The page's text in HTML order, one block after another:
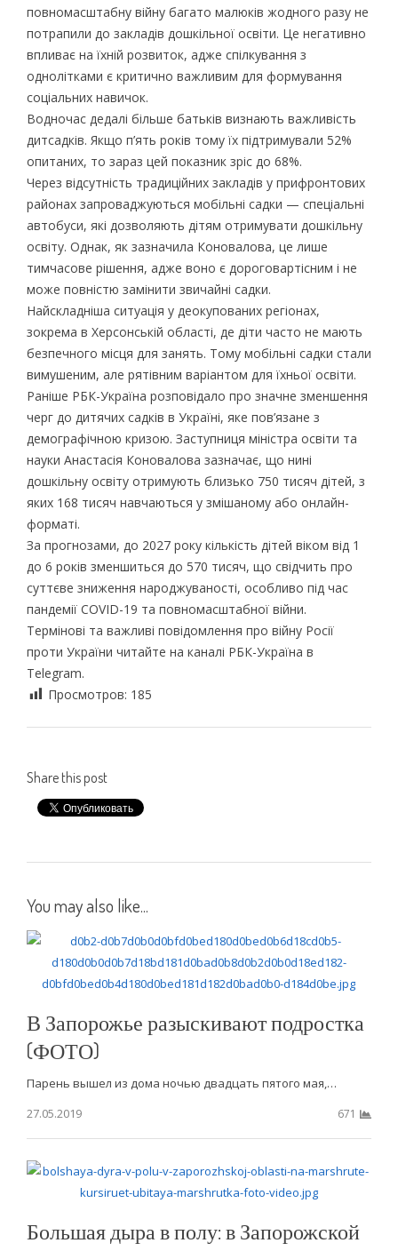
повномасштабну війну багато малюків жодного разу не
потрапили до закладів дошкільної освіти. Це негативно
впливає на їхній розвиток, адже спілкування з
однолітками є критично важливим для формування
соціальних навичок.
Водночас дедалі більше батьків визнають важливість
дитсадків. Якщо п’ять років тому їх підтримували 52%
опитаних, то зараз цей показник зріс до 68%.
Через відсутність традиційних закладів у прифронтових
районах запроваджуються мобільні садки — спеціальні
автобуси, які дозволяють дітям отримувати дошкільну
освіту. Однак, як зазначила Коновалова, це лише
тимчасове рішення, адже воно є дороговартісним і не
може повністю замінити звичайні садки.
Найскладніша ситуація у деокупованих регіонах,
зокрема в Херсонській області, де діти часто не мають
безпечного місця для занять. Тому мобільні садки стали
вимушеним, але рятівним варіантом для їхньої освіти.
Раніше РБК-Україна розповідало про значне зменшення
черг до дитячих садків в Україні, яке пов’язане з
демографічною кризою. Заступниця міністра освіти та
науки Анастасія Коновалова зазначає, що нині
дошкільну освіту отримують близько 750 тисяч дітей, з
яких 168 тисяч навчаються у змішаному або онлайн-
форматі.
За прогнозами, до 2027 року кількість дітей віком від 1
до 6 років зменшиться до 570 тисяч, що свідчить про
суттєве зниження народжуваності, особливо під час
пандемії COVID-19 та повномасштабної війни.
Термінові та важливі повідомлення про війну Росії
проти України читайте на каналі РБК-Україна в
Telegram.
Просмотров: 185
Share this post
You may also like...
В Запорожье разыскивают подростка
(ФОТО)
Парень вышел из дома ночью двадцать пятого мая,…
27.05.2019
671
Большая дыра в полу: в Запорожской